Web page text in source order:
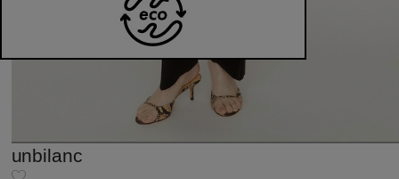
unbilanc